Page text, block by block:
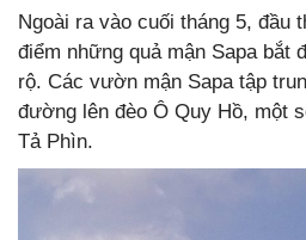
Ngoài ra vào cuối tháng 5, đầu
điểm những quả mận Sapa bắt
rộ. Các vườn mận Sapa tập
đường lên đèo Ô Quy Hồ, một
Tả Phìn.